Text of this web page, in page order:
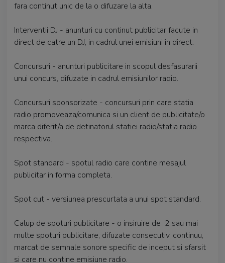
fara continut unic de la o difuzare la alta.
Interventii DJ - anunturi cu continut publicitar facute in
direct de catre un DJ, in cadrul unei emisiuni in direct.
Concursuri - anunturi publicitare in scopul desfasurarii
unui concurs, difuzate in cadrul emisiunilor radio.
Concursuri sponsorizate - concursuri prin care statia
radio promoveaza/comunica si un client de publicitate/o
marca diferit/a de detinatorul statiei radio/statia radio
respectiva.
Spot standard - spotul radio care contine mesajul
publicitar in forma completa.
Spot cut - versiunea prescurtata a unui spot standard.
Calup de spoturi publicitare - o insiruire de 2 sau mai
multe spoturi publicitare, difuzate consecutiv, continuu,
marcat de semnale sonore specific de inceput si sfarsit
si care nu contine emisiune radio.